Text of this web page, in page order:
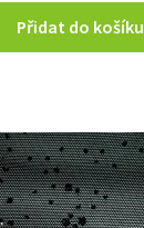
Přidat do košíku